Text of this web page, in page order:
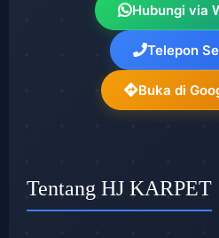
Hubungi via
Telepon
Buka di
Tentang HJ KARPET